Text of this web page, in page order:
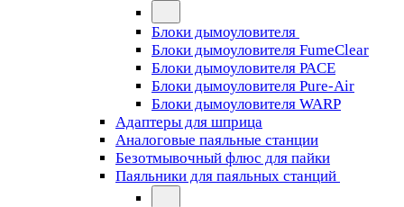
Блоки дымоуловителя
Блоки дымоуловителя FumeClear
Блоки дымоуловителя PACE
Блоки дымоуловителя Pure-Air
Блоки дымоуловителя WARP
Адаптеры для шприца
Аналоговые паяльные станции
Безотмывочный флюс для пайки
Паяльники для паяльных станций